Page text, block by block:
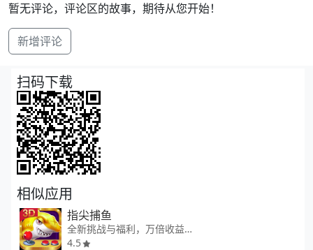
暂无评论，评论区的故事，期待从您开始！
新增评论
扫码下载
相似应用
指尖捕鱼
全新挑战与福利，万倍收益轻松拿捏
4.5